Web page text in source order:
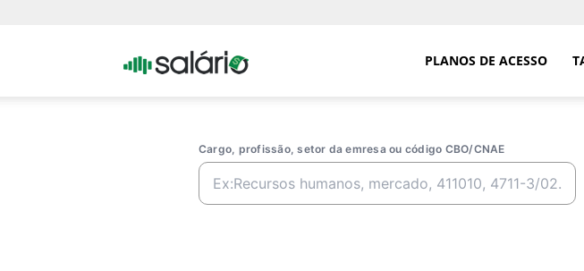
Portal PLANOS DE ACESSO
Cargo, profissão, setor da emresa ou código CBO/CNAE